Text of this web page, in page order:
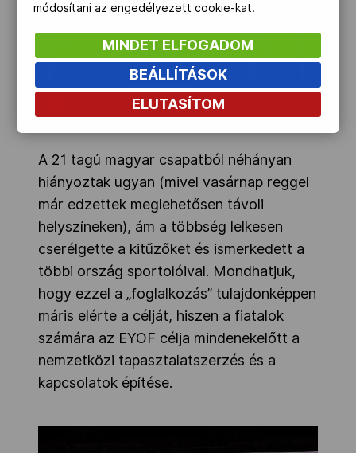
MOB-Média
A 21 tagú magyar csapatból néhányan
hiányoztak ugyan (mivel vasárnap reggel
már edzettek meglehetősen távoli
helyszíneken), ám a többség lelkesen
cserélgette a kitűzőket és ismerkedett a
többi ország sportolóival. Mondhatjuk,
hogy ezzel a „foglalkozás” tulajdonképpen
máris elérte a célját, hiszen a fiatalok
számára az EYOF célja mindenekelőtt a
nemzetközi tapasztalatszerzés és a
kapcsolatok építése.
módosítani az engedélyezett cookie-kat.
MINDET ELFOGADOM
BEÁLLÍTÁSOK
ELUTASÍTOM